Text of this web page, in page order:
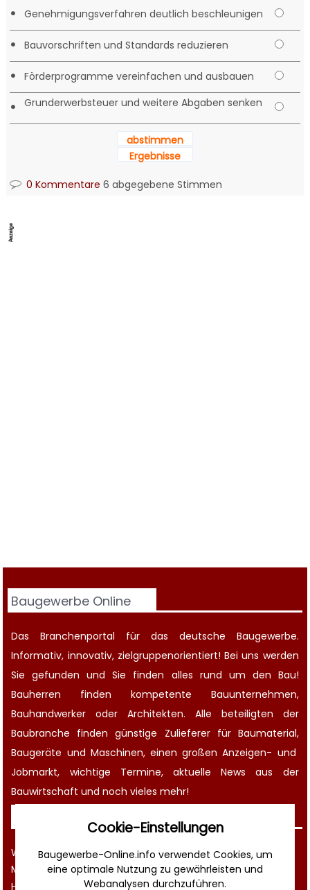
• Genehmigungsverfahren deutlich beschleunigen
• Bauvorschriften und Standards reduzieren
• Förderprogramme vereinfachen und ausbauen
• Grunderwerbsteuer und weitere Abgaben senken
abstimmen
Ergebnisse
0 Kommentare 6 abgegebene Stimmen
Baugewerbe Online
Das Branchenportal für das deutsche Baugewerbe.
Informativ, innovativ, zielgruppenorientiert! Bei uns werden
Sie gefunden und Sie finden alles rund um den Bau!
Bauherren finden kompetente Bauunternehmen,
Bauhandwerker oder Architekten. Alle beteiligten der
Baubranche finden günstige Zulieferer für Baumaterial,
Baugeräte und Maschinen, einen großenAnzeigen- und
Jobmarkt, wichtige Termine, aktuelleNews aus der
Bauwirtschaft und noch vieles mehr!
Werbung
Musterverträge und Vorlagen
Hilfe
Cookie-Einstellungen
Baugewerbe-Online.info verwendet Cookies, um
eine optimale Nutzung zu gewährleisten und
Webanalysen durchzuführen.